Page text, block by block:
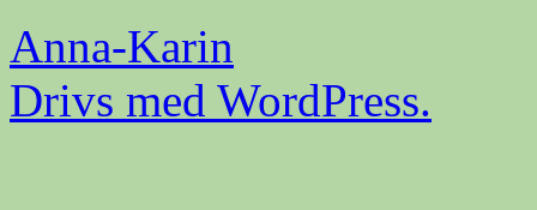
Anna-Karin
Drivs med WordPress.